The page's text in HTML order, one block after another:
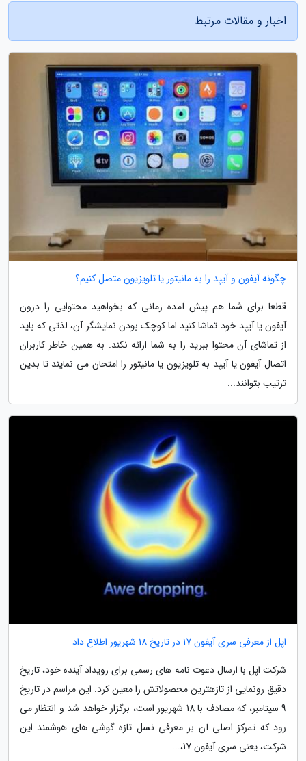
اخبار و مقالات مرتبط
چگونه آیفون و آیپد را به مانیتور یا تلویزیون متصل کنیم؟
قطعا برای شما هم پیش آمده زمانی که بخواهید محتوایی را درون
آیفون یا آیپد خود تماشا کنید اما کوچک بودن نمایشگر آن، لذتی که باید
از تماشای آن محتوا ببرید را به شما ارائه نکند. به همین خاطر کاربران
اتصال آیفون یا آیپد به تلویزیون یا مانیتور را امتحان می نمایند تا بدین
ترتیب بتوانند...
اپل از معرفی سری آیفون 17 در تاریخ 18 شهریور اطلاع داد
شرکت اپل با ارسال دعوت نامه های رسمی برای رویداد آینده خود، تاریخ
دقیق رونمایی از تازهترین محصولاتش را معین کرد. این مراسم در تاریخ
9 سپتامبر، که مصادف با 18 شهریور است، برگزار خواهد شد و انتظار می
رود که تمرکز اصلی آن بر معرفی نسل تازه گوشی های هوشمند این
شرکت، یعنی سری آیفون 17،...